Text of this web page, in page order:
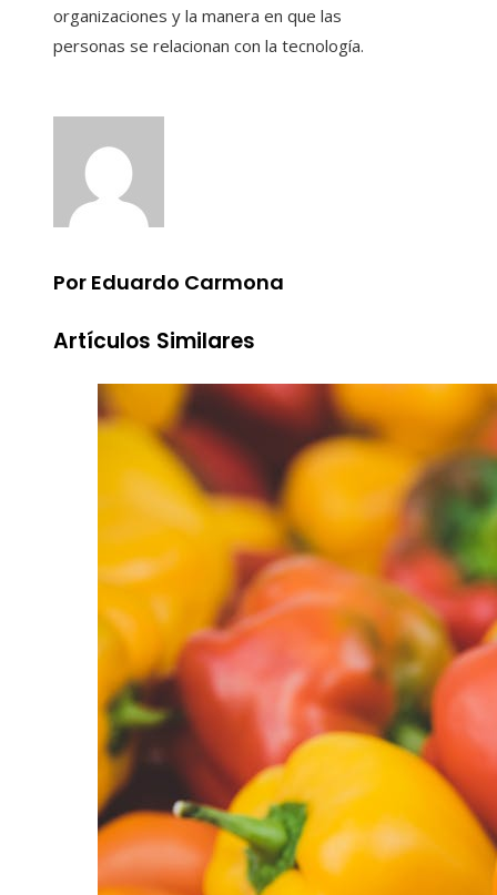
organizaciones y la manera en que las
personas se relacionan con la tecnología.
Por Eduardo Carmona
Artículos Similares